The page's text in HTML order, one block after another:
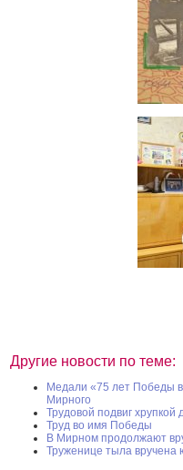
Другие новости по теме:
Медали «75 лет Победы
Мирного
Трудовой подвиг хрупкой
Труд во имя Победы
В Мирном продолжают
Труженице тыла